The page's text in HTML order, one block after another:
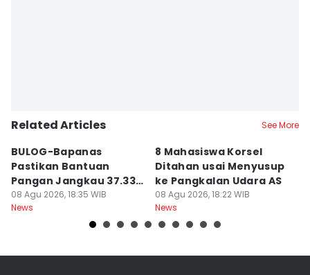
Related Articles See More
BULOG-Bapanas
Pastikan Bantuan
Pangan Jangkau 37.338
Penerima di Alor
08 Agu 2026, 18:35 WIB
News
8 Mahasiswa Korsel
Ditahan usai Menyusup
ke Pangkalan Udara AS
08 Agu 2026, 18:22 WIB
News